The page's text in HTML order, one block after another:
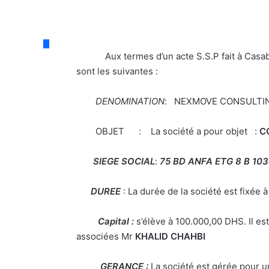
Aux termes d’un acte S.S.P fait à
sont les suivantes :
DENOMINATION: NEXMOVE
OBJET : La société a pour objet :
SIEGE SOCIAL: 75 BD ANFA ETG 8 B
DUREE: La durée de la société est fixée
Capital : s’élève à 100.000,00 DHS. Il
associées Mr KHALID CHAHBI
GERANCE : La société est gérée pour